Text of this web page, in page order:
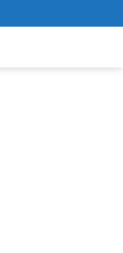
Pengecekan